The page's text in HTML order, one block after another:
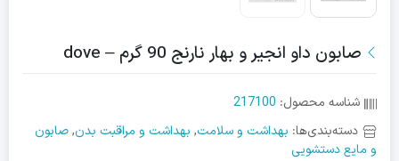
صابون داو انجیر و بهار نارنج 90 گرم – dove
شناسه محصول: 217100
دسته‌بندی‌ها: بهداشت و سلامت, بهداشت و مراقبت بدن,صابون
و مایع دستشویی